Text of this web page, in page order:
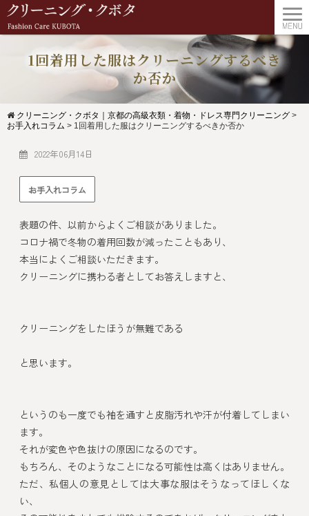
1回着用した服はクリーニングするべき
か否か
クリーニング・クボタ｜京都の高級衣類・着物・ドレス専門クリーニング >
お手入れコラム > 1回着用した服はクリーニングするべきか否か
2022年06月14日
お手入れコラム
表題の件、以前からよくご相談がありました。
コロナ禍で冬物の着用回数が減ったこともあり、
本当によくご相談いただきます。
クリーニングに携わる者としてお答えしますと、
クリーニングをしたほうが無難である
と思います。
というのも一度でも袖を通すと皮脂汚れや汗が付着してしまい
ます。
それが変色や色抜けの原因になるのです。
もちろん、そのようなことになる可能性は高くはありません。
ただ、私個人の意見としては大事な服はそうなってほしくな
い、